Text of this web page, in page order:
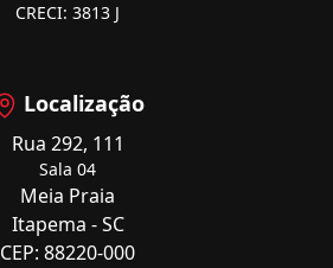
CRECI: 3813 J
Localização
Rua 292, 111
Sala 04
Meia Praia
Itapema - SC
CEP: 88220-000